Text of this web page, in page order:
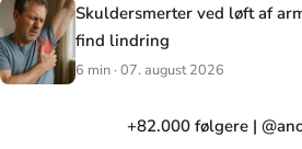
Skuldersmerter ved løft af
find lindring
6 min · 07. august 2026
+82.000 følgere |